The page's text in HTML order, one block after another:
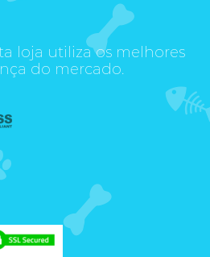
loja utiliza os melhores
do mercado.